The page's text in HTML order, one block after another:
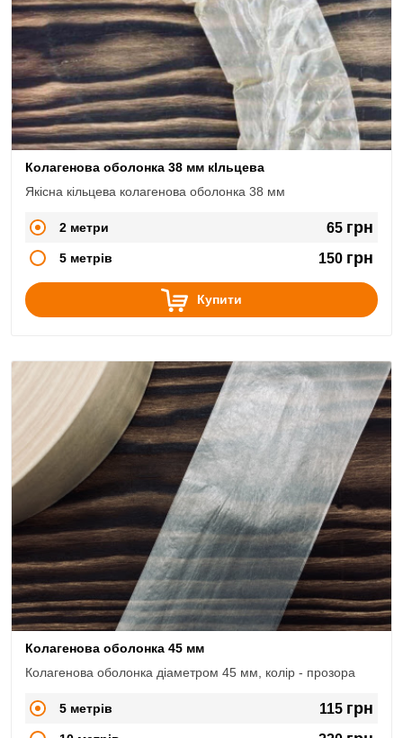
Колагенова оболонка 38 мм кІльцева
Якісна кільцева колагенова оболонка 38 мм
2 метри 65 грн
5 метрів 150 грн
Купити
Колагенова оболонка 45 мм
5 метрів 115 грн